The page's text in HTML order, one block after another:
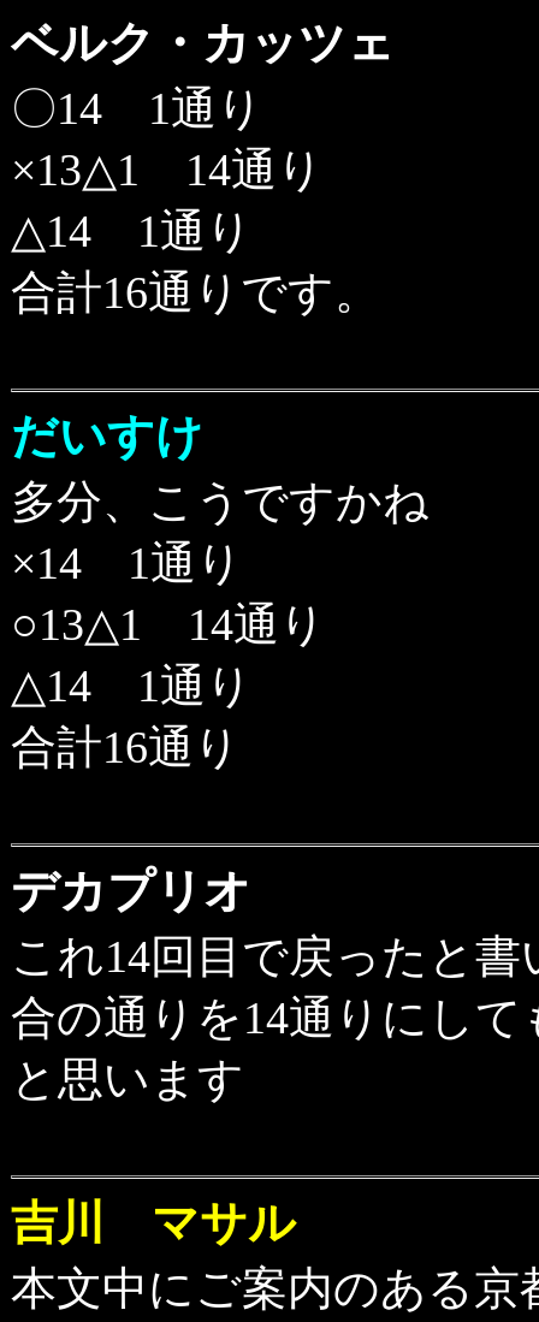
ベルク・カッツェ
〇14 1通り
×13△1 14通り
△14 1通り
合計16通りです。
だいすけ
多分、こうですかね
×14 1通り
○13△1 14通り
△14 1通り
合計16通り
デカプリオ
これ14回目で戻ったと
合の通りを14通りにし
と思います
吉川 マサル
本文中にご案内のある